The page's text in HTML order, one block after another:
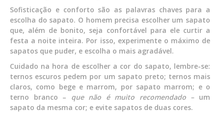
Sofisticação e conforto são as palavras chaves para a
escolha do sapato. O homem precisa escolher um sapato
que, além de bonito, seja confortável para ele curtir a
festa a noite inteira. Por isso, experimente o máximo de
sapatos que puder, e escolha o mais agradável.
Cuidado na hora de escolher a cor do sapato, lembre-se:
ternos escuros pedem por um sapato preto; ternos mais
claros, como bege e marrom, por sapato marrom; e o
terno branco – que não é muito recomendado – um
sapato da mesma cor; e evite sapatos de duas cores.